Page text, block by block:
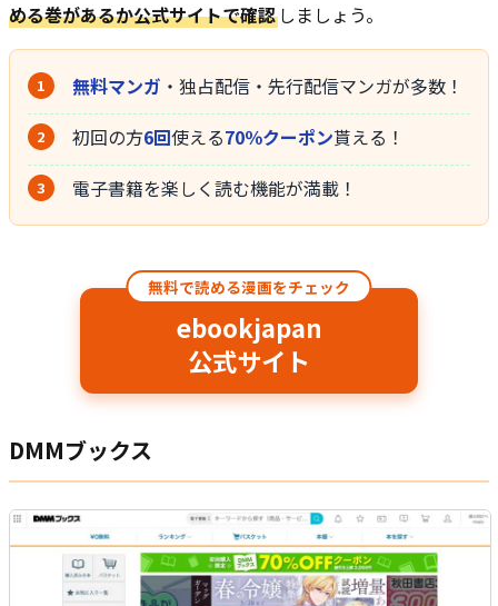
める巻があるか公式サイトで確認 しましょう。
無料マンガ ・独占配信・先行配信マンガが多数！
初回の方6回使える70％クーポン貰える！
電子書籍を楽しく読む機能が満載！
無料で読める漫画をチェック
ebookjapan
公式サイト
DMMブックス